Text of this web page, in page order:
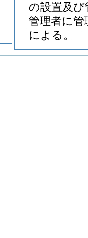
の設置及
管理者に
による。